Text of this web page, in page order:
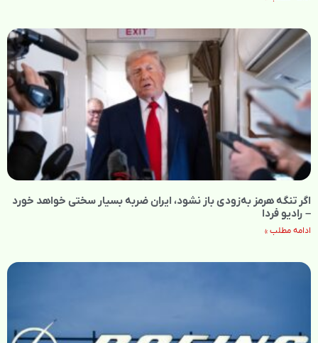
اگر تنگه هرمز به‌زودی باز نشود، ایران ضربه بسیار سختی خواهد خورد
– رادیو فردا
ادامه مطلب »